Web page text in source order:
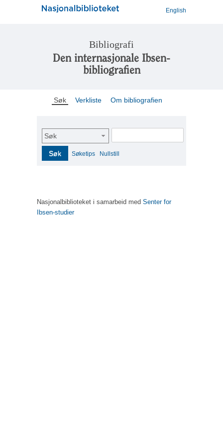
English
Bibliografi
Den internasjonale Ibsen-
bibliografien
Søk Verkliste Om bibliografien
Søk
Søk Søketips Nullstill
Nasjonalbiblioteket i samarbeid med Senter for
Ibsen-studier